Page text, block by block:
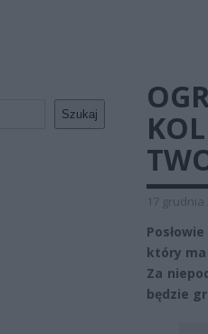
Szukaj
17 grudnia
który ma
Za
będzie